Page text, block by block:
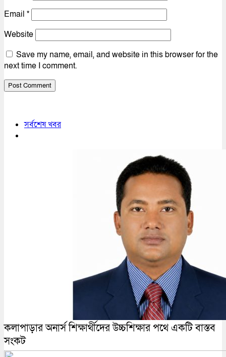
Email *
Website
Save my name, email, and website in this browser for the
next time I comment.
সর্বশেষ খবর
কলাপাড়ার অনার্স শিক্ষার্থীদের উচ্চশিক্ষার পথে একটি বাস্তব
সংকট